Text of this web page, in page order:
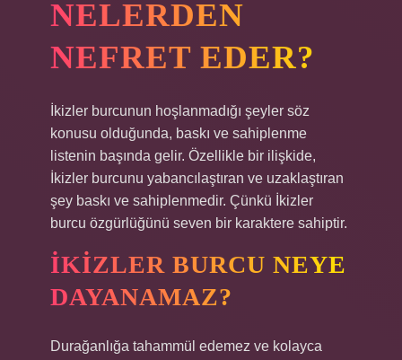
NELERDEN
NEFRET EDER?
İkizler burcunun hoşlanmadığı şeyler söz
konusu olduğunda, baskı ve sahiplenme
listenin başında gelir. Özellikle bir ilişkide,
İkizler burcunu yabancılaştıran ve uzaklaştıran
şey baskı ve sahiplenmedir. Çünkü İkizler
burcu özgürlüğünü seven bir karaktere sahiptir.
İKIZLER BURCU NEYE
DAYANAMAZ?
Durağanlığa tahammül edemez ve kolayca